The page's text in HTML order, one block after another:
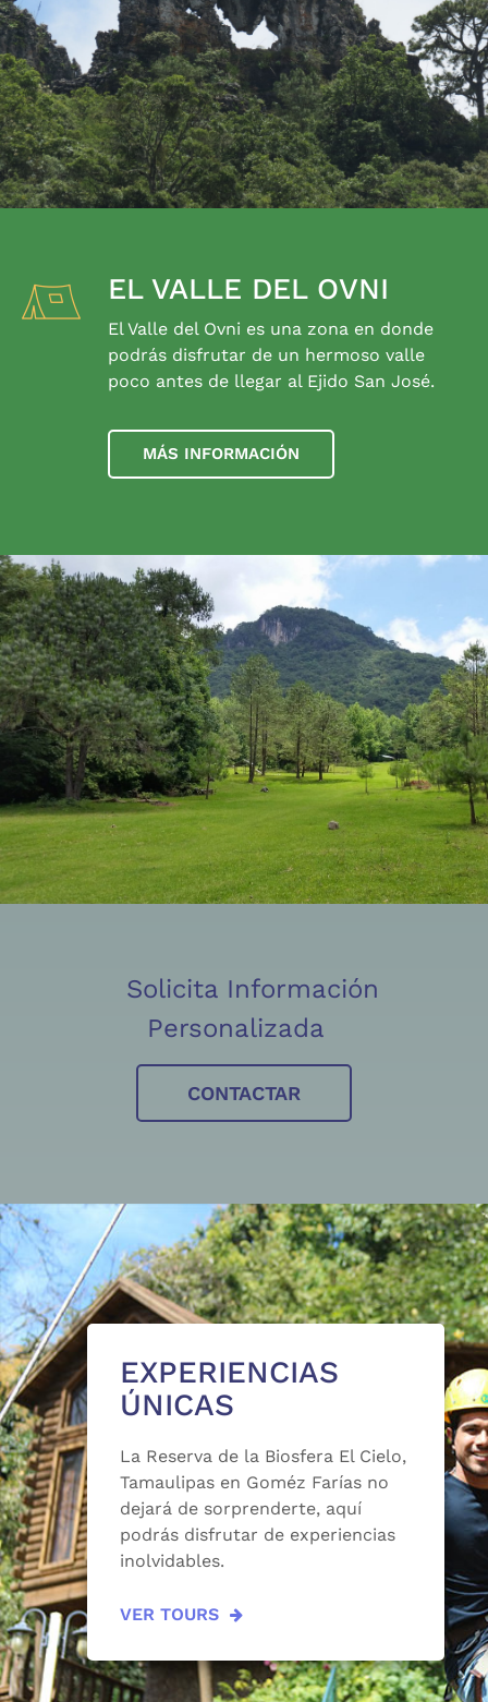
EL VALLE DEL OVNI
El Valle del Ovni es una zona en donde
podrás disfrutar de un hermoso valle
poco antes de llegar al Ejido San José.
MÁS INFORMACIÓN
Solicita Información
Personalizada
CONTACTAR
EXPERIENCIAS
ÚNICAS
La Reserva de la Biosfera El Cielo,
Tamaulipas en Goméz Farías no
dejará de sorprenderte, aquí
podrás disfrutar de experiencias
inolvidables.
VER TOURS